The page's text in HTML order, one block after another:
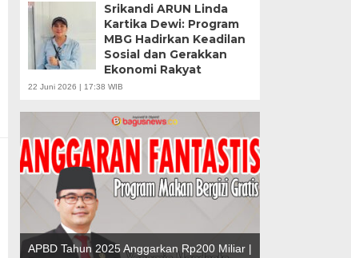
Srikandi ARUN Linda
Kartika Dewi: Program
MBG Hadirkan Keadilan
Sosial dan Gerakkan
Ekonomi Rakyat
22 Juni 2026 | 17:38 WIB
APBD Tahun 2025 Anggarkan Rp200 Miliar |